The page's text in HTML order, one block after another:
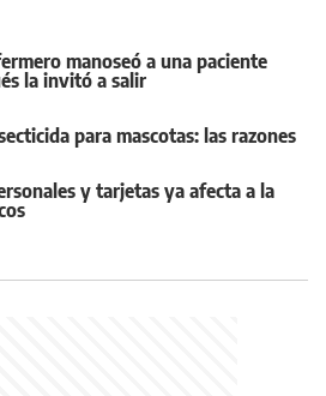
manoseó a una paciente
la invitó a salir
para mascotas: las razones
y tarjetas ya afecta a la